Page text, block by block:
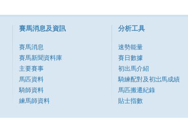
賽馬消息及資訊
賽馬消息
賽馬新聞資料庫
主要賽事
馬匹資料
騎師資料
練馬師資料
分析工具
速勢能量
賽日數據
初出馬介紹
騎練配對及初岀馬成績
馬匹搬遷紀錄
貼士指數